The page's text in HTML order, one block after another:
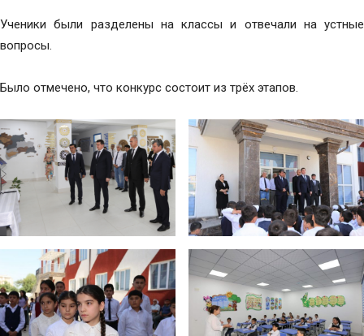
Ученики были разделены на классы и отвечали на устные
вопросы.
Было отмечено, что конкурс состоит из трёх этапов.